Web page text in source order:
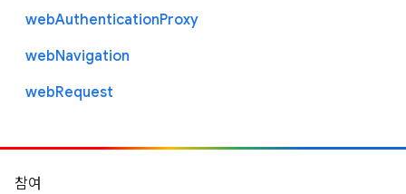
webAuthenticationProxy
webNavigation
webRequest
참여